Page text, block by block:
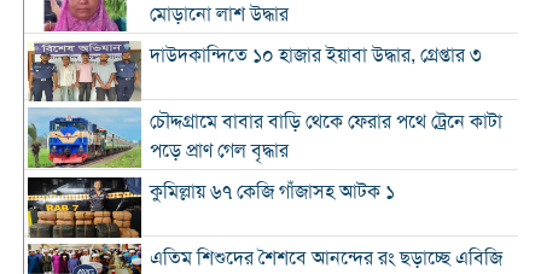
মোড়ানো লাশ উদ্ধার
দাউদকান্দিতে ১০ হাজার ইয়াবা উদ্ধার, গ্রেপ্তার ৩
চৌদ্দগ্রামে বাবার বাড়ি থেকে ফেরার পথে ট্রেনে কাটা
পড়ে প্রাণ গেল বৃদ্ধার
কুমিল্লায় ৬৭ কেজি গাঁজাসহ আটক ১
এতিম শিশুদের শৈশবে আনন্দের রং ছড়াচ্ছে এবিজি